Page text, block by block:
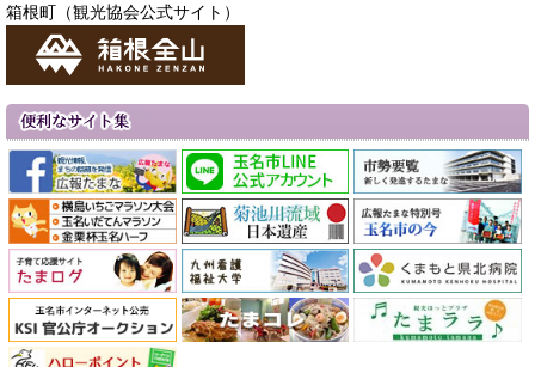
箱根町（観光協会公式サイト）